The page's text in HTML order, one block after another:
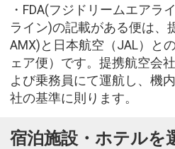
・FDA(フジドリームエアラ
ライン)の記載がある便は、
AMX)と日本航空（JAL）と
ェア便）です。提携航空会
よび乗務員にて運航し、機
社の基準に則ります。
宿泊施設・ホテルを